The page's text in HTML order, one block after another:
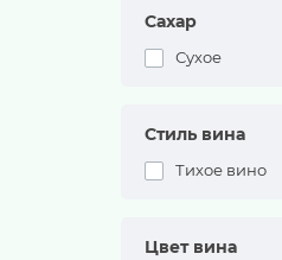
Сахар
Сухое
Стиль вина
Тихое вино
Цвет вина